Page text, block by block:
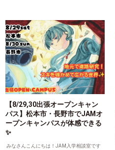
【8/29,30出張オープンキャン
パス】松本市・長野市でJAMオ
ープンキャンパスが体感できる
✨
みなさんこんにちは！JAM入学相談室です